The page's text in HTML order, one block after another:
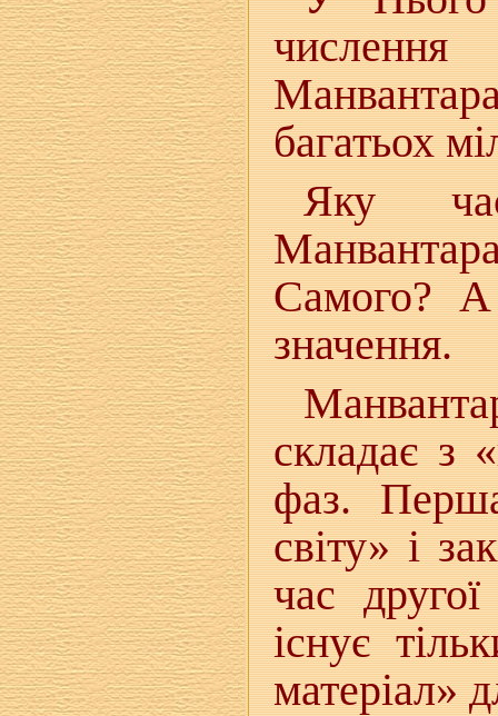
багатьох
Яку
Самого?
значення.
складає з
фаз.
світу» і
час
існує
матеріал»